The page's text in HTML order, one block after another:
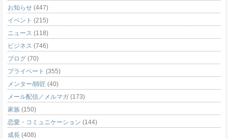
お知らせ (447)
イベント (215)
ニュース (118)
ビジネス (746)
ブログ (70)
プライベート (355)
メンター/師匠 (40)
メール配信／メルマガ (173)
家族 (150)
恋愛・コミュニケーション (144)
成長 (408)